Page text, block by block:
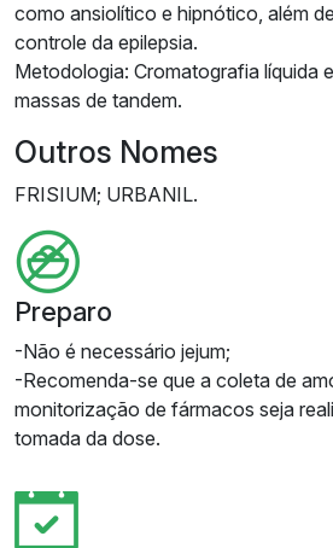
como ansiolítico e hipnótico, além
controle da epilepsia.
Metodologia: Cromatografia líquida
massas de tandem.
Outros Nomes
FRISIUM; URBANIL.
Preparo
-Não é necessário jejum;
-Recomenda-se que a coleta de
monitorização de fármacos seja
tomada da dose.